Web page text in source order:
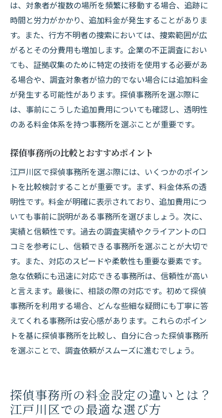
は、対象者が複数の場所を頻繁に移動する場合、追跡に
時間と労力がかかり、追加料金が発生することがありま
す。また、行方不明者の捜索においては、捜索範囲が広
がるとその分費用も増加します。企業の不正調査におい
ても、証拠収集のために特定の技術を使用する必要があ
る場合や、調査対象者が協力的でない場合には追加料金
が発生する可能性があります。探偵事務所を選ぶ際に
は、事前にこうした追加費用についても確認し、透明性
のある料金体系を持つ事務所を選ぶことが重要です。
探偵事務所の比較とおすすめポイント
江戸川区で探偵事務所を選ぶ際には、いくつかのポイン
トを比較検討することが重要です。まず、料金体系の透
明性です。料金が明確に表示されており、追加費用につ
いても事前に説明がある事務所を選びましょう。次に、
実績と信頼性です。過去の調査実績やクライアントの口
コミを参考にし、信頼できる事務所を選ぶことが大切で
す。また、対応のスピードや柔軟性も重要な要素です。
急な依頼にも迅速に対応できる事務所は、信頼性が高い
と言えます。最後に、相談の際の対応です。初めて探偵
事務所を利用する場合、どんな些細な疑問にも丁寧に答
えてくれる事務所は安心感があります。これらのポイン
トを基に探偵事務所を比較し、自分に合った探偵事務所
を選ぶことで、調査依頼がスムーズに進むでしょう。
探偵事務所の料金設定の違いとは？
江戸川区での最適な選び方